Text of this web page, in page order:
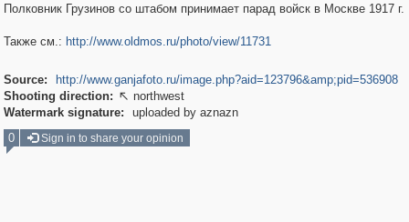
Полковник Грузинов со штабом принимает парад войск в Москве 1917 г.
Также см.: http://www.oldmos.ru/photo/view/11731
Source:
http://www.ganjafoto.ru/image.php?aid=123796&amp;pid=536908
Shooting direction:  northwest
Watermark signature:
uploaded by aznazn
0
Sign in to share your opinion